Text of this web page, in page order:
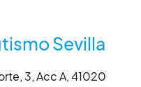
Sevilla
3, Acc A, 41020